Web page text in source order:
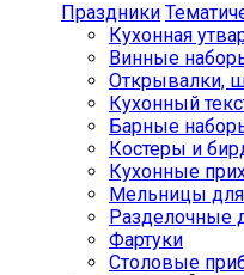
Праздники
Кухонная
Винные
Открывалки,
Кухонный
Барные
Костеры и
Кухонные
Мельницы
Разделочные
Фартуки
Столовые